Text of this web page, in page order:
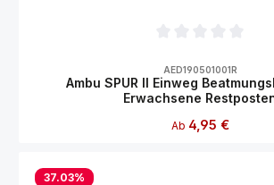
AED190501001R
Ambu SPUR II Einweg
Erwachsene
Regulärer Preis:
Ab 4,95 €
37.03%